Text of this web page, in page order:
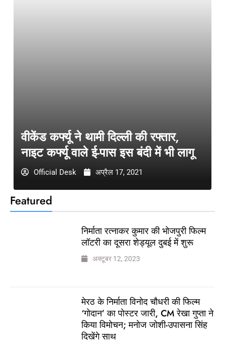
Featured
निर्माता रत्नाकर कुमार की भोजपुरी फिल्म
लॉटरी का दूसरा शेड्यूल दुबई में शुरू
अक्टूबर 12, 2023
मेरठ के निर्माता विनोद चौधरी की फिल्म
‘गोदान’ का पोस्टर जारी, CM रेखा गुप्ता ने
किया विमोचन; मनोज जोशी-उपासना सिंह
दिखेंगे साथ
वीकेंड कर्फ्यू ने थामी दिल्ली की रफ्तार,
नाइट कर्फ्यू वाले ई-पास इस बंदी में भी लागू
Official Desk अप्रैल 17, 2021